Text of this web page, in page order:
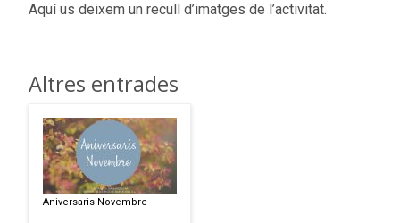
Aquí us deixem un recull d’imatges de l’activitat.
Altres entrades
Aniversaris Novembre